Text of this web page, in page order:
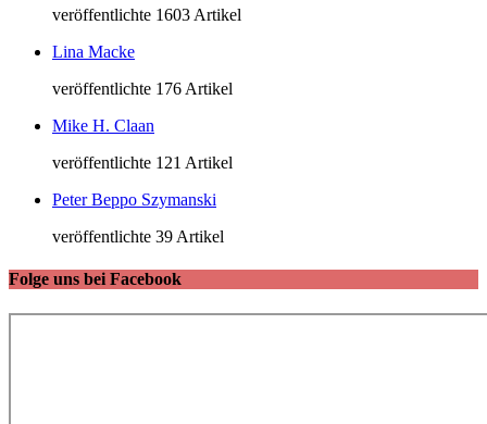
veröffentlichte 1603 Artikel
Lina Macke
veröffentlichte 176 Artikel
Mike H. Claan
veröffentlichte 121 Artikel
Peter Beppo Szymanski
veröffentlichte 39 Artikel
Folge uns bei Facebook